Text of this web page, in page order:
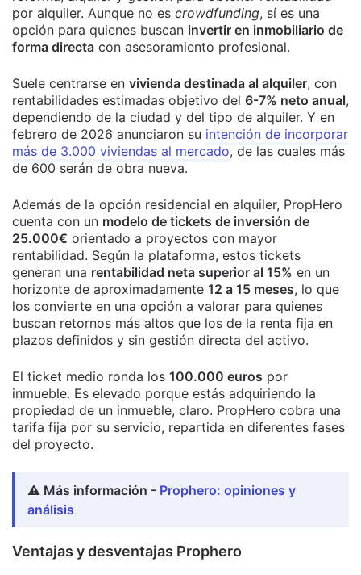
por alquiler. Aunque no es crowdfunding, sí es una
opción para quienes buscan invertir en inmobiliario de
forma directa con asesoramiento profesional.
Suele centrarse en vivienda destinada al alquiler, con
rentabilidades estimadas objetivo del 6-7% neto anual,
dependiendo de la ciudad y del tipo de alquiler. Y en
febrero de 2026 anunciaron su intención de incorporar
más de 3.000 viviendas al mercado, de las cuales más
de 600 serán de obra nueva.
Además de la opción residencial en alquiler, PropHero
cuenta con un modelo de tickets de inversión de
25.000€ orientado a proyectos con mayor
rentabilidad. Según la plataforma, estos tickets
generan una rentabilidad neta superior al 15% en un
horizonte de aproximadamente 12 a 15 meses, lo que
los convierte en una opción a valorar para quienes
buscan retornos más altos que los de la renta fija en
plazos definidos y sin gestión directa del activo.
El ticket medio ronda los 100.000 euros por
inmueble. Es elevado porque estás adquiriendo la
propiedad de un inmueble, claro. PropHero cobra una
tarifa fija por su servicio, repartida en diferentes fases
del proyecto.
⚠️ Más información - Prophero: opiniones y
análisis
Ventajas y desventajas Prophero